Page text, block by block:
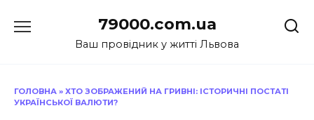
до
79000.com.ua
Ваш провідник у житті Львова
ГОЛОВНА » ХТО ЗОБРАЖЕНИЙ НА ГРИВНІ: ІСТОРИЧНІ ПОСТАТІ
УКРАЇНСЬКОЇ ВАЛЮТИ?